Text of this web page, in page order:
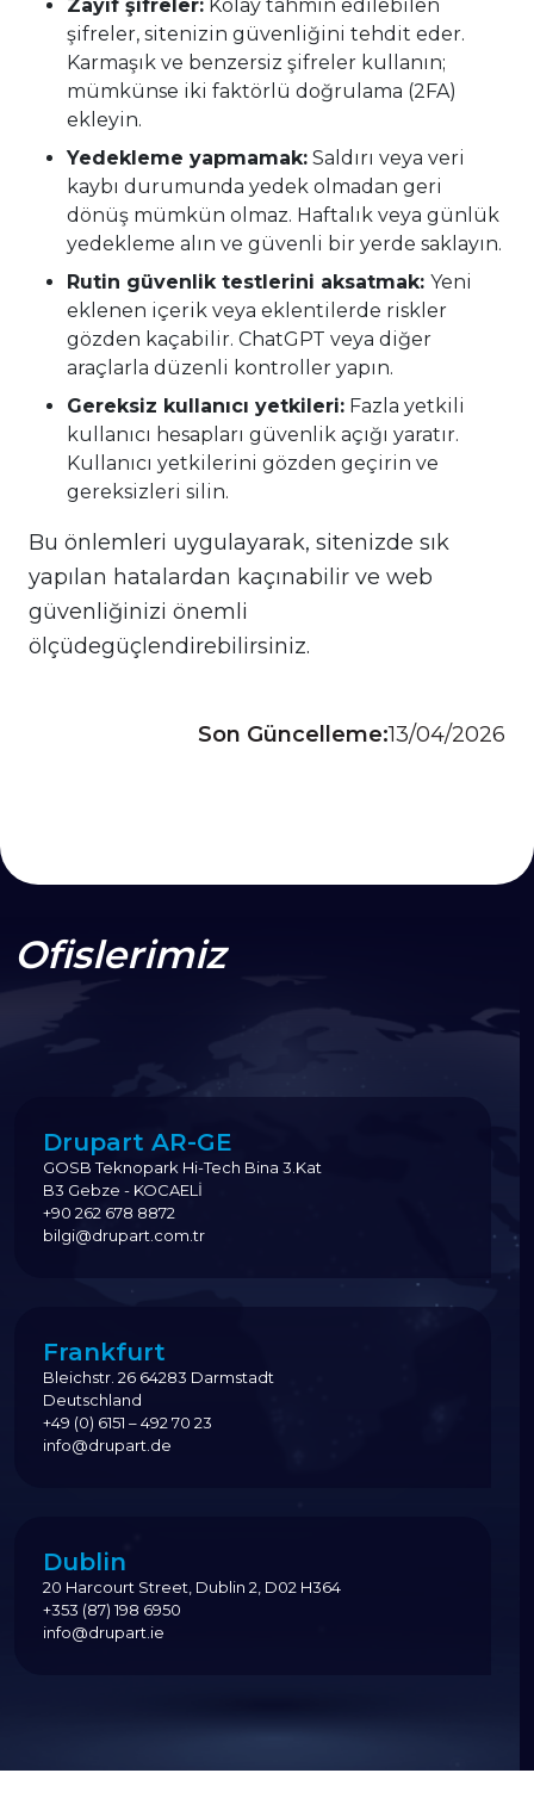
Zayıf şifreler: Kolay tahmin edilebilen
şifreler, sitenizin güvenliğini tehdit eder.
Karmaşık ve benzersiz şifreler kullanın;
mümkünse iki faktörlü doğrulama (2FA)
ekleyin.
Yedekleme yapmamak: Saldırı veya veri
kaybı durumunda yedek olmadan geri
dönüş mümkün olmaz. Haftalık veya günlük
yedekleme alın ve güvenli bir yerde saklayın.
Rutin güvenlik testlerini aksatmak: Yeni
eklenen içerik veya eklentilerde riskler
gözden kaçabilir. ChatGPT veya diğer
araçlarla düzenli kontroller yapın.
Gereksiz kullanıcı yetkileri: Fazla yetkili
kullanıcı hesapları güvenlik açığı yaratır.
Kullanıcı yetkilerini gözden geçirin ve
gereksizleri silin.
Bu önlemleri uygulayarak, sitenizde sık
yapılan hatalardan kaçınabilir ve web
güvenliğinizi önemli
ölçüdegüçlendirebilirsiniz.
Son Güncelleme:13/04/2026
Ofislerimiz
Drupart AR-GE
GOSB Teknopark Hi-Tech Bina 3.Kat
B3 Gebze - KOCAELİ
+90 262 678 8872
bilgi@drupart.com.tr
Frankfurt
Bleichstr. 26 64283 Darmstadt
Deutschland
+49 (0) 6151 – 492 70 23
info@drupart.de
Dublin
20 Harcourt Street, Dublin 2, D02 H364
+353 (87) 198 6950
info@drupart.ie